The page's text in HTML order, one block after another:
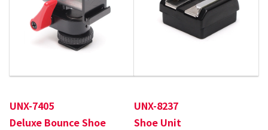
UNX-7405
Deluxe Bounce Shoe
UNX-8237
Shoe Unit